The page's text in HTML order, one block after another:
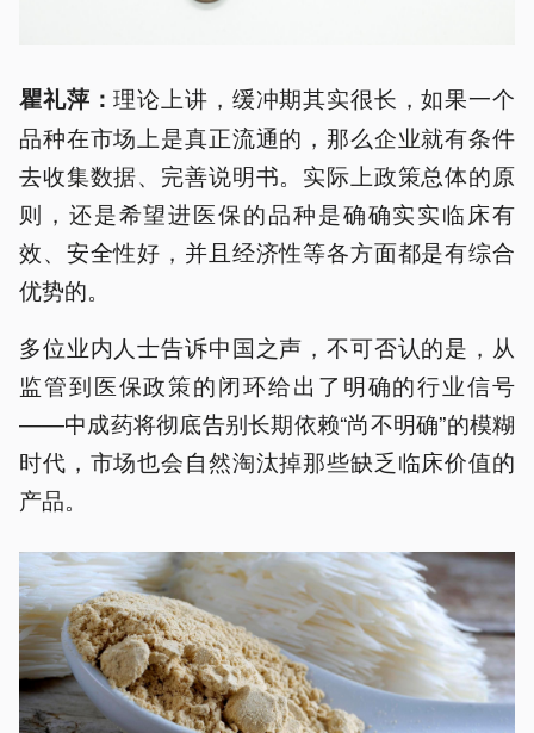
瞿礼萍：理论上讲，缓冲期其实很长，如果一个
品种在市场上是真正流通的，那么企业就有条件
去收集数据、完善说明书。实际上政策总体的原
则，还是希望进医保的品种是确确实实临床有
效、安全性好，并且经济性等各方面都是有综合
优势的。
多位业内人士告诉中国之声，不可否认的是，从
监管到医保政策的闭环给出了明确的行业信号
——中成药将彻底告别长期依赖“尚不明确”的模糊
时代，市场也会自然淘汰掉那些缺乏临床价值的
产品。